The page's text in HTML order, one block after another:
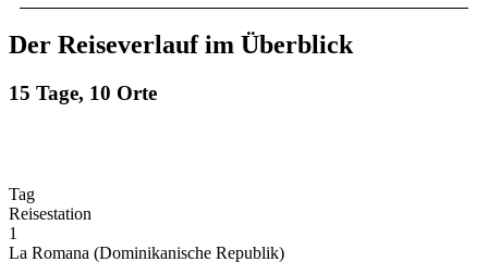
Der Reiseverlauf im Überblick
15 Tage, 10 Orte
Tag
Reisestation
1
La Romana (Dominikanische Republik)